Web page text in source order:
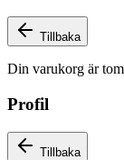
Tillbaka
Din varukorg är
Profil
Tillbaka